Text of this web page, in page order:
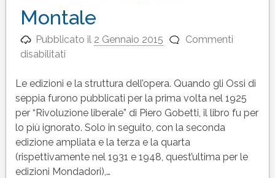
Montale
Pubblicato il 2 Gennaio 2015
Commenti
disabilitatisu
a
OSSI
DI
SEPPIA
di
Eugenio
Montale
Le edizioni e la struttura dell’opera. Quando gli Ossi di
seppia furono pubblicati per la prima volta nel 1925
per “Rivoluzione liberale” di Piero Gobetti, il libro fu per
lo più ignorato. Solo in seguito, con la seconda
edizione ampliata e la terza e la quarta
(rispettivamente nel 1931 e 1948, quest’ultima per le
edizioni Mondadori),…